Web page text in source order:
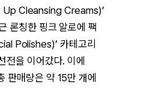
Up Cleansing Creams)’
론칭한 핑크 알로에 팩
Polishes)’ 카테고리
전을 이어갔다. 이에
판매량은 약 15만 개에